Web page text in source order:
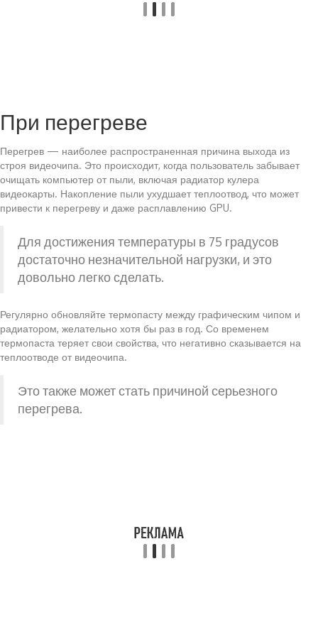
При перегреве
Перегрев — наиболее распространенная причина выхода из
строя видеочипа. Это происходит, когда пользователь забывает
очищать компьютер от пыли, включая радиатор кулера
видеокарты. Накопление пыли ухудшает теплоотвод, что может
привести к перегреву и даже расплавлению GPU.
Для достижения температуры в 75 градусов
достаточно незначительной нагрузки, и это
довольно легко сделать.
Регулярно обновляйте термопасту между графическим чипом и
радиатором, желательно хотя бы раз в год. Со временем
термопаста теряет свои свойства, что негативно сказывается на
теплоотводе от видеочипа.
Это также может стать причиной серьезного
перегрева.